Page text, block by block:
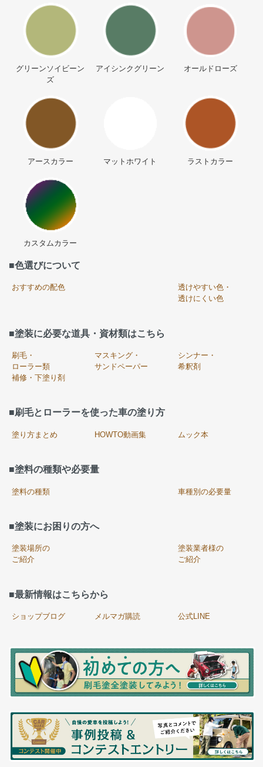
グリーンソイビーン
ズ
アイシンクグリーン オールドローズ
アースカラー マットホワイト ラストカラー
カスタムカラー
■色選びについて
おすすめの配色
透けやすい色・
透けにくい色
■塗装に必要な道具・資材類はこちら
刷毛・
ローラー類
マスキング・
サンドペーパー
シンナー・
希釈剤
補修・下塗り剤
■刷毛とローラーを使った車の塗り方
塗り方まとめ HOWTO動画集 ムック本
■塗料の種類や必要量
塗料の種類 車種別の必要量
■塗装にお困りの方へ
塗装場所の
ご紹介
塗装業者様の
ご紹介
■最新情報はこちらから
ショップブログ メルマガ購読 公式LINE